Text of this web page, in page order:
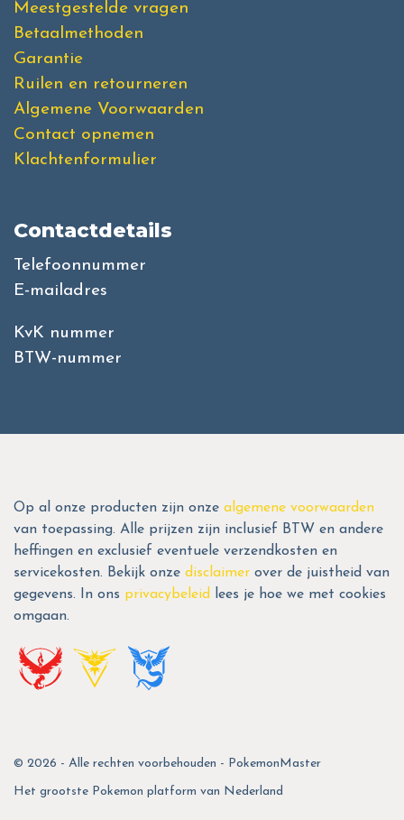
Meestgestelde vragen
Betaalmethoden
Garantie
Ruilen en retourneren
Algemene Voorwaarden
Contact opnemen
Klachtenformulier
Contactdetails
Telefoonnummer
E-mailadres
KvK nummer
BTW-nummer
Op al onze producten zijn onze algemene voorwaarden
van toepassing. Alle prijzen zijn inclusief BTW en andere
heffingen en exclusief eventuele verzendkosten en
servicekosten. Bekijk onze disclaimer over de juistheid van
gegevens. In ons privacybeleid
lees je hoe we met cookies
omgaan.
© 2026 - Alle rechten voorbehouden - PokemonMaster
Het grootste Pokemon platform van Nederland